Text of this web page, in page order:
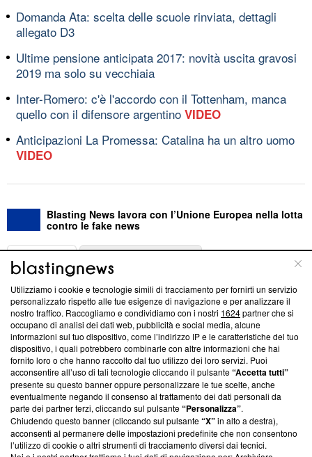
Domanda Ata: scelta delle scuole rinviata, dettagli
allegato D3
Ultime pensione anticipata 2017: novità uscita gravosi
2019 ma solo su vecchiaia
Inter-Romero: c'è l'accordo con il Tottenham, manca
quello con il difensore argentino VIDEO
Anticipazioni La Promessa: Catalina ha un altro uomo
VIDEO
Blasting News lavora con l’Unione Europea nella lotta
contro le fake news
ABOUT
Questa sezione offre informazioni trasparenti su Blasting
News, sui nostri processi editoriali e su come ci impegniamo a
creare news di qualità. Inoltre, afferma la nostra aderenza a
‘Trust Project - News with Integrity’Blasting News non è
ancora membro del programma, ma ha richiesto di farne
parte; Trust Project non ha ancora effettuato una verifica di
conformità agli standard.
Su di noi
Team editoriale
Utilizziamo i cookie e tecnologie simili di tracciamento per fornirti un servizio
personalizzato rispetto alle tue esigenze di navigazione e per analizzare il
nostro traffico. Raccogliamo e condividiamo con i nostri 1624partner che si
occupano di analisi dei dati web, pubblicità e social media, alcune
informazioni sul tuo dispositivo, come l’indirizzo IP e le caratteristiche del tuo
dispositivo, i quali potrebbero combinarle con altre informazioni che hai
fornito loro o che hanno raccolto dal tuo utilizzo dei loro servizi. Puoi
acconsentire all’uso di tali tecnologie cliccando il pulsante“Accetta tutti”
presente su questo banner oppure personalizzare le tue scelte, anche
eventualmente negando il consenso al trattamento dei dati personali da
parte dei partner terzi, cliccando sul pulsante“Personalizza”.
Chiudendo questo banner (cliccando sul pulsante“X”in alto a destra),
acconsenti al permanere delle impostazioni predefinite che non consentono
l’utilizzo di cookie o altri strumenti di tracciamento diversi dai tecnici.